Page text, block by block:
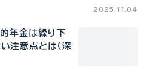
2025.11.04
的年金は繰り下
注意点とは（深